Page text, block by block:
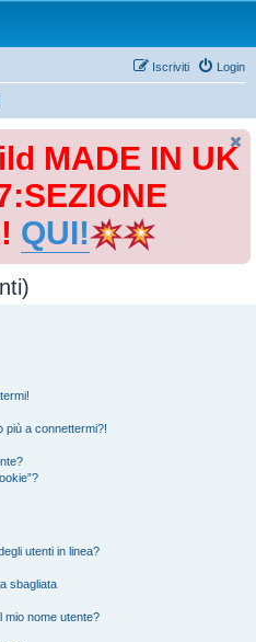
Login
Iscriviti
MADE IN UK
QUI!
più a connettermi?!
utenti in linea?
sbagliata
mio nome utente?